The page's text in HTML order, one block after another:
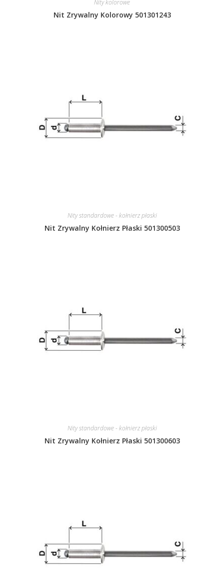
Nity kolorowe
Nit Zrywalny Kolorowy 501301243
Nity standardowe - kołnierz płaski
Nit Zrywalny Kołnierz Płaski 501300503
Nity standardowe - kołnierz płaski
Nit Zrywalny Kołnierz Płaski 501300603